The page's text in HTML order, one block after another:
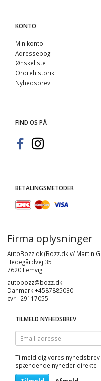
KONTO
Min konto
Adressebog
Ønskeliste
Ordrehistorik
Nyhedsbrev
FIND OS PÅ
BETALINGSMETODER
Firma oplysninger
AutoBozz.dk (Bozz.dk v/ Martin
Hedegårdvej 35
7620 Lemvig
autobozz@bozz.dk
Danmark +4587885030
cvr : 29117055
TILMELD NYHEDSBREV
Email-
adresse
Tilmeld dig vores
spændende nyheder direkte i